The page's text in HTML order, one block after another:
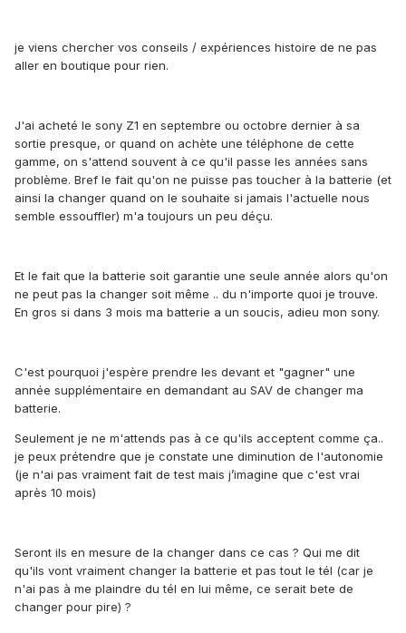
je viens chercher vos conseils / expériences histoire de ne pas
aller en boutique pour rien.
J'ai acheté le sony Z1 en septembre ou octobre dernier à sa
sortie presque, or quand on achète une téléphone de cette
gamme, on s'attend souvent à ce qu'il passe les années sans
problème. Bref le fait qu'on ne puisse pas toucher à la batterie (et
ainsi la changer quand on le souhaite si jamais l'actuelle nous
semble essouffler) m'a toujours un peu déçu.
Et le fait que la batterie soit garantie une seule année alors qu'on
ne peut pas la changer soit même .. du n'importe quoi je trouve.
En gros si dans 3 mois ma batterie a un soucis, adieu mon sony.
C'est pourquoi j'espère prendre les devant et "gagner" une
année supplémentaire en demandant au SAV de changer ma
batterie.
Seulement je ne m'attends pas à ce qu'ils acceptent comme ça..
je peux prétendre que je constate une diminution de l'autonomie
(je n'ai pas vraiment fait de test mais j’imagine que c'est vrai
après 10 mois)
Seront ils en mesure de la changer dans ce cas ? Qui me dit
qu'ils vont vraiment changer la batterie et pas tout le tél (car je
n'ai pas à me plaindre du tél en lui même, ce serait bete de
changer pour pire) ?